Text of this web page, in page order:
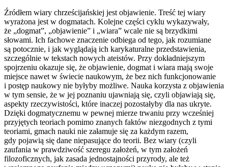
Źródłem wiary chrześcijańskiej jest objawienie. Treść tej wiary
wyrażona jest w dogmatach. Kolejne części cyklu wykazywały,
że „dogmat”, „objawienie” i „wiara” wcale nie są brzydkimi
słowami. Ich fachowe znaczenie odbiega od tego, jak rozumiane
są potocznie, i jak wyglądają ich karykaturalne przedstawienia,
szczególnie w tekstach nowych ateistów. Przy dokładniejszym
spojrzeniu okazuje się, że objawienie, dogmat i wiara mają swoje
miejsce nawet w świecie naukowym, że bez nich funkcjonowanie
i postęp naukowy nie byłyby możliwe. Nauka korzysta z objawienia
w tym sensie, że w jej poznaniu ujawniają się, czyli objawiają się,
aspekty rzeczywistości, które inaczej pozostałyby dla nas ukryte.
Dzięki dogmatycznemu w pewnej mierze trwaniu przy wcześniej
przyjętych teoriach pomimo znanych faktów niezgodnych z tymi
teoriami, gmach nauki nie załamuje się za każdym razem,
gdy pojawią się dane niepasujące do teorii. Bez wiary (czyli
zaufania w prawdziwość szeregu założeń, w tym założeń
filozoficznych, jak zasada jednostajności przyrody, ale też